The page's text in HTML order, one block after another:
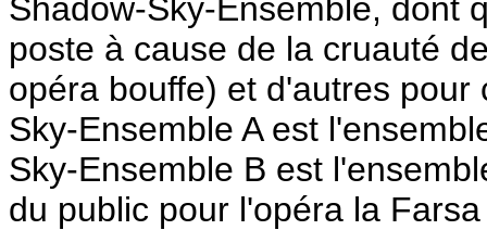
Shadow-Sky-Ensemble, dont
poste à cause de la cruauté
opéra bouffe) et d'autres
Sky-Ensemble A est
Sky-Ensemble B est
du public pour l'opéra la